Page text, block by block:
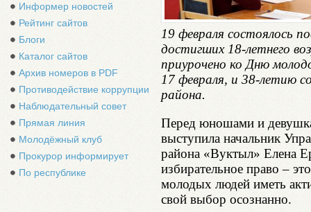
Информер новостей
Рейтинг сайтов
Блоги
Каталог сайтов
Архив номеров в PDF
Противодействие коррупции
Наблюдательный совет
Прямая линия
Молодёжный клуб
Прокурор информирует
По республике
19 февраля состоялось
достигших 18-летнего
приурочено ко Дню
17 февраля, и 38-летию
района.
Перед юношами и
выступила начальник
района «Вуктыл» Елена
избирательное право –
молодых людей иметь
свой выбор осознанно.